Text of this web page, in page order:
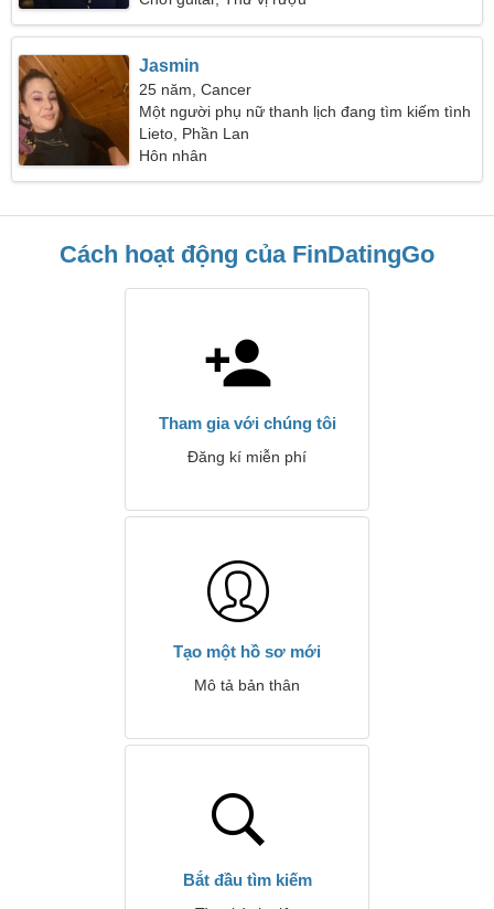
Jasmin
25 năm, Cancer
Một người phụ nữ thanh lịch đang tìm kiếm tình
yêu đích thực
Lieto, Phần Lan
Hôn nhân
Cách hoạt động của FinDatingGo
Tham gia với chúng tôi
Đăng kí miễn phí
Tạo một hồ sơ mới
Mô tả bản thân
Bắt đầu tìm kiếm